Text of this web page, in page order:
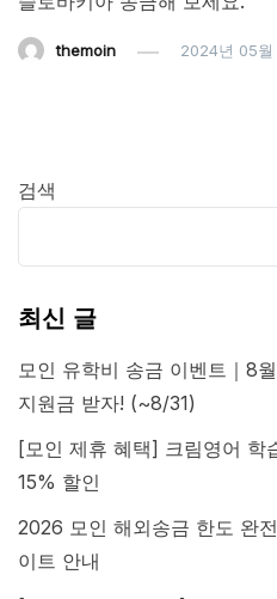
themoin 2024년 05월
검색
최신 글
모인 유학비 송금 이벤트｜8
지원금 받자! (~8/31)
[모인 제휴 혜택] 크림영어 학
15% 할인
2026 모인 해외송금 한도 완
이트 안내